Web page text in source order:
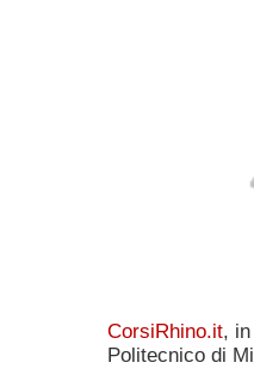
CorsiRhino.it,
Politecnico di